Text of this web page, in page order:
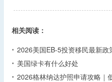
相关阅读：
2026美国EB-5投资移民最新
美国绿卡有什么好处
2026格林纳达护照申请攻略｜